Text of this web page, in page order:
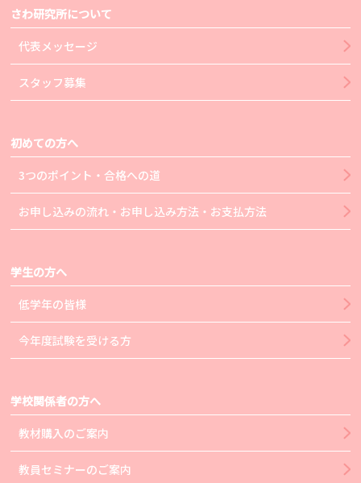
さわ研究所について
代表メッセージ
スタッフ募集
初めての方へ
3つのポイント・合格への道
お申し込みの流れ・お申し込み方法・お支払方法
学生の方へ
低学年の皆様
今年度試験を受ける方
学校関係者の方へ
教材購入のご案内
教員セミナーのご案内